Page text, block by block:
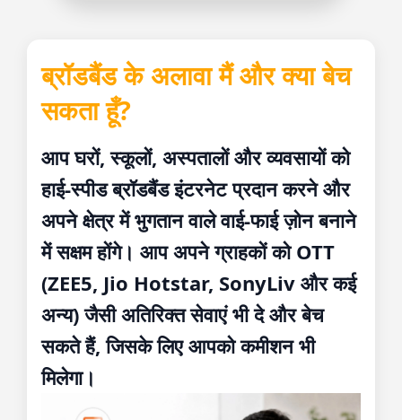
ब्रॉडबैंड के अलावा मैं और क्या बेच
सकता हूँ?
आप घरों, स्कूलों, अस्पतालों और व्यवसायों को
हाई-स्पीड ब्रॉडबैंड इंटरनेट प्रदान करने और
अपने क्षेत्र में भुगतान वाले वाई-फाई ज़ोन बनाने
में सक्षम होंगे। आप अपने ग्राहकों को OTT
(ZEE5, Jio Hotstar, SonyLiv और कई
अन्य) जैसी अतिरिक्त सेवाएं भी दे और बेच
सकते हैं, जिसके लिए आपको कमीशन भी
मिलेगा।